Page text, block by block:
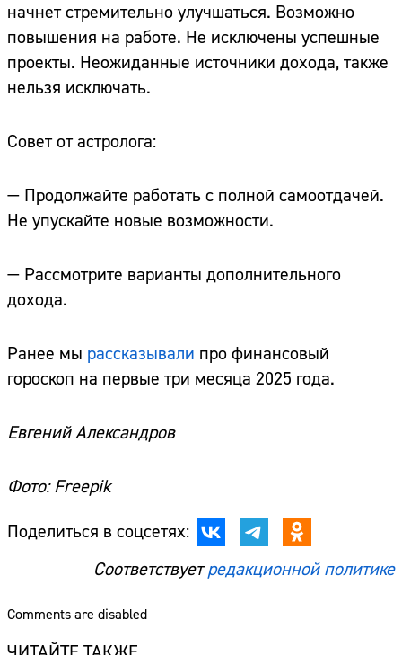
начнет стремительно улучшаться. Возможно
повышения на работе. Не исключены успешные
проекты. Неожиданные источники дохода, также
нельзя исключать.
Совет от астролога:
— Продолжайте работать с полной самоотдачей.
Не упускайте новые возможности.
— Рассмотрите варианты дополнительного
дохода.
Ранее мы рассказывали про финансовый
гороскоп на первые три месяца 2025 года.
Евгений Александров
Фото: Freepik
Поделиться в соцсетях:
Соответствуетредакционной политике
Comments are disabled